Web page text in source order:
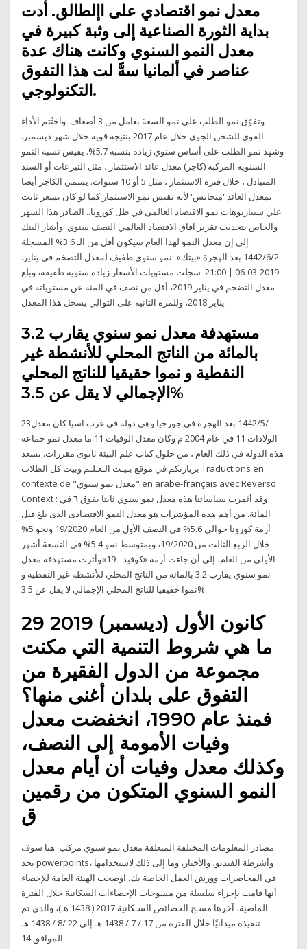
معدل نمو اقتصادي على اإلطالق. أدت
بداية الثورة الصناعية إلى وثبة كبيرة في
معدل النمو السنوي وكانت هناك عدة
عناصر في ألمانيا سهَّ لت هذا التفوق
التكنولوجي.
وتفوّق نمو الطلب على نمو السعة بعامل من 3 أضعاف. واختُتم الأداء
القوي للشحن الجوي خلال عام 2017 بنتيجة قوية خلال شهر ديسمبر.
وشهد نمو الطلب على أساس سنوي زيادة بنسبة 5.7%. يقيس نسبه النمو
السنوية المركبة (كاجر) معدل عائد الاستثمار ، مثل التبرعات أو السند
المتبادل ، خلال فتره الاستثمار ، مثل 5 أو 10 سنوات. يسمي الكاجر أيضا
بمعدل العائد 'متجانس' لأنه يقيس نمو الاستثمار كما لو كان بسعر ثابت
علي سيناريوهات نمو الاقتصاد العالمي في ظل كورونا.. الصادر هذا الشهر
والخاص بتحديث تقرير آفاق الاقتصاد العالمي النصف سنوي. وأشار البنك
إلى إن معدل النمو لهذا العام سيكون أقل من الـ 3.6% المسجلة
2‏‏/6‏‏/1442 بعد الهجرة «بيتك»: نمو سنوي طفيف لمعدل التضخم في يناير.
2019-03-06 | 21:00. سجلت مستويات الأسعار زيادة سنوية طفيفة، وبلغ
معدل التضخم في يناير 2019، أقل من نصف في المئة عن مستوياته في
يناير 2018، وللمرة الثانية على التوالي يسجل هذا المعدل
مستهدفة معدل نمو سنوي يقارب 3.2
بالمائة من الناتج المحلي للأنشطة غير
النفطية و نموا حقيقيا للناتج المحلي
الإجمالي لا يقل عن 3.5%
23‏‏/5‏‏/1442 بعد الهجرة في جورجيا وهي دوله في غرب اسيا كان معدل
الولادات 11 في عام 2004 م وكان معدل الوفيات 11 ما معدل نمو جماعة
هذه الدوله في ذلك العام ، من حلول كتاب علم البيئة ثانوى مقررات. نسعد
بزيارتكم في موقع بـيـت الـعـلـم وبيت كل الطلاب Traductions en
contexte de "معدل نمو سنوي" en arabe-français avec Reverso
Context : وقد أثمرت سياساتنا هذه معدل نمو سنوي ثابتا يفوق ٦ في
المائة. من أهم هذه المؤشرات هو معدل النمو الاقتصادى الذى بلغ قبل
أزمة كورونا حوالى 5.6% فى النصف الأول من العام 19/2020 ونحو 5%
خلال الربع الثالث من 19/2020، وبمتوسط نمو 5.4% فى التسعة أشهر
الأولى من العام، إلى أن جاءت أزمة «كوفيد - 19»وأثرت مستهدفة معدل
نمو سنوي يقارب 3.2 بالمائة من الناتج المحلي للأنشطة غير النفطية و
نموا حقيقيا للناتج المحلي الإجمالي لا يقل عن 3.5%
29 كانون الأول (ديسمبر) 2019
ما هي شروط التنمية التي مكنت
مجموعة من الدول الفقيرة من
التفوق على بلدان أغنى منها؟
فمنذ عام 1990، انخفضت معدل
وفيات الأمومة إلى النصف،
وكذلك معدل وفيات أن أيام معدل
النمو السنوي المتكون من رقمين
ق
مصادر المعلومات المختلفة المتعلقة معدل نمو سنوي مركب. هنا سوف
تجد powerpoints، وأشرطة الفيديو، والأخبار، وما إلى ذلك لاستخدامها
في المحاضرات وورش العمل الخاصة بك. اوضحت الهيئة العامة للإحصاء
أنها قامت بإجراء سلسلة من مسوحات الإحصاءات السكانية خلال الفترة
الماضية، آخرها مسـح الخصائص السـكانية 2017 ( 1438 هـ)، والذي تم
تنفيذه ميدانيًا خلال الفترة من 17 / 7 / 1438 هـ إلى 22 /8 / 1438 هـ
الموافق 14